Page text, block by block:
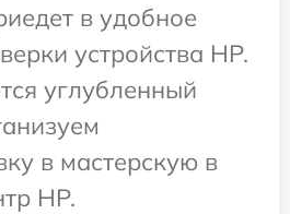
в удобное
устройства HP.
углубленный
в мастерскую в
HP.